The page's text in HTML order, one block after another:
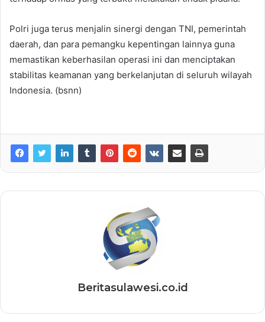
Polri juga terus menjalin sinergi dengan TNI, pemerintah
daerah, dan para pemangku kepentingan lainnya guna
memastikan keberhasilan operasi ini dan menciptakan
stabilitas keamanan yang berkelanjutan di seluruh wilayah
Indonesia. (bsnn)
Beritasulawesi.co.id